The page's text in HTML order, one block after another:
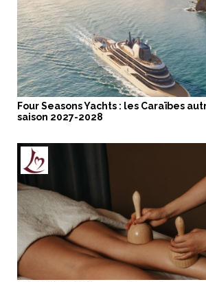
Four Seasons Yachts : les Caraïbes
saison 2027-2028